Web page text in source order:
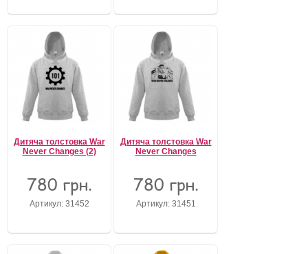
Дитяча толстовка War
Never Changes (2)
780 грн.
Артикул: 31452
Дитяча толстовка War
Never Changes
780 грн.
Артикул: 31451